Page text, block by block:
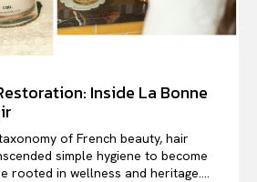
Inside La Bonne
of French beauty, hair
simple hygiene to become
rooted in wellness and heritage....